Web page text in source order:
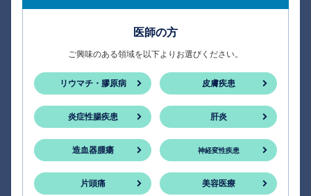
医師の方
ご興味のある領域を以下よりお選びください。
リウマチ・膠原病 皮膚疾患
炎症性腸疾患 肝炎
造血器腫瘍 神経変性疾患
片頭痛 美容医療